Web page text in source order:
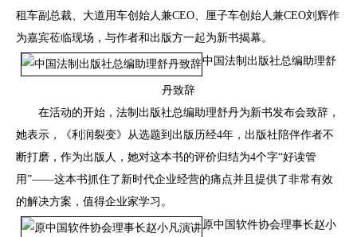
租车副总裁、大道用车创始人兼CEO、厘子车创始人兼CEO刘辉作
为嘉宾莅临现场，与作者和出版方一起为新书揭幕。
中国法制出版社总编助理舒
丹致辞
在活动的开始，法制出版社总编助理舒丹为新书发布会致辞，
她表示，《利润裂变》从选题到出版历经4年，出版社陪伴作者不
断打磨，作为出版人，她对这本书的评价归结为4个字“好读管
用”——这本书抓住了新时代企业经营的痛点并且提供了非常有效
的解决方案，值得企业家学习。
原中国软件协会理事长赵小